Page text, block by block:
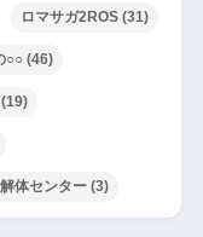
ロマサガ2ROS(31)
○○(46)
体センター(3)